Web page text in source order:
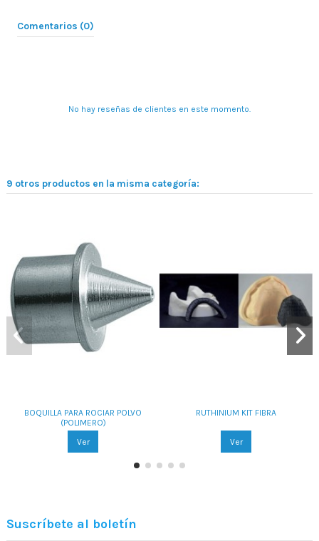
Comentarios (0)
No hay reseñas de clientes en este momento.
9 otros productos en la misma categoría:
BOQUILLA PARA ROCIAR POLVO
(POLIMERO)
Ver
RUTHINIUM KIT FIBRA
Ver
Suscríbete al boletín